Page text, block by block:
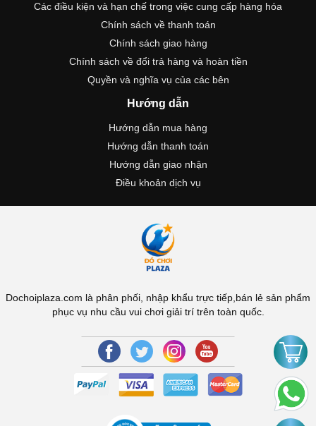
Các điều kiện và hạn chế trong việc cung cấp hàng hóa
Chính sách về thanh toán
Chính sách giao hàng
Chính sách về đổi trả hàng và hoàn tiền
Quyền và nghĩa vụ của các bên
Hướng dẫn
Hướng dẫn mua hàng
Hướng dẫn thanh toán
Hướng dẫn giao nhận
Điều khoản dịch vụ
Dochoiplaza.com là phân phối, nhập khẩu trực tiếp,bán lẻ sản phẩm
phục vụ nhu cầu vui chơi giải trí trên toàn quốc.